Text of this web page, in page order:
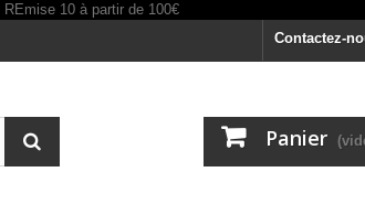
Contactez-
Panier